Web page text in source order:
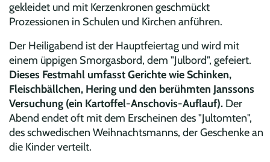
gekleidet und mit Kerzenkronen geschmückt
Prozessionen in Schulen und Kirchen anführen.
Der Heiligabend ist der Hauptfeiertag und wird mit
einem üppigen Smorgasbord, dem "Julbord", gefeiert.
Dieses Festmahl umfasst Gerichte wie Schinken,
Fleischbällchen, Hering und den berühmten Janssons
Versuchung (ein Kartoffel-Anschovis-Auflauf). Der
Abend endet oft mit dem Erscheinen des "Jultomten",
des schwedischen Weihnachtsmanns, der Geschenke an
die Kinder verteilt.